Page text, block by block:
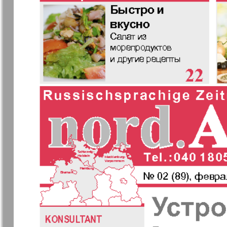
7
1
1
7
13
19
❬ Апельсин
МК-Германия
планета мнений
МК-
Новые Земляки
Партнер Партнер-
Телеграф